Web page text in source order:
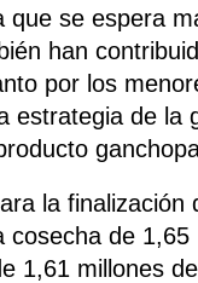
que se espera
han
por los
estrategia de la
la finalización
cosecha de
1,61 millones